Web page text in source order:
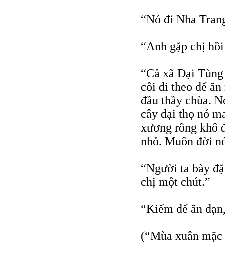
“Nó đi Nha
“Anh gặp chị
“Cả xã Ðại
côi đi theo để
đầu thầy chùa.
cây đại thọ nó
xương rồng khô
nhỏ. Muôn đời
“Người ta bày
chị một chút.”
“Kiếm để ăn
(“Mùa xuân